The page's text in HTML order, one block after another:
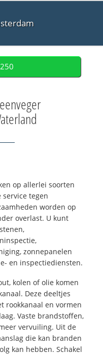
op allerlei soorten
tegen
worden op
overlast. U kunt
zonnepanelen
en inspectiediensten.
kolen of olie komen
Deze deeltjes
rookkanaal en vormen
Vaste brandstoffen,
vervuiling. Uit de
die kan branden
kan hebben. Schakel